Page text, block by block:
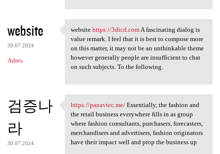
website
30.07.2024
Adres
website https://3dicd.com A
website https://3dicd.comA fascinating dialog is
value remark. I feel that it is best to compose more
on this matter, it may not be an unthinkable theme
however generally people are insufficient to chat
on such subjects. To the following.
검증나
라
30.07.2024
https://panavtec.me/
https://panavtec.me/Essentially, the fashion and
the retail business everywhere fills in as group
where fashion consultants, purchasers, forecasters,
merchandisers and advertisers, fashion originators
have their impact well and prop the business up